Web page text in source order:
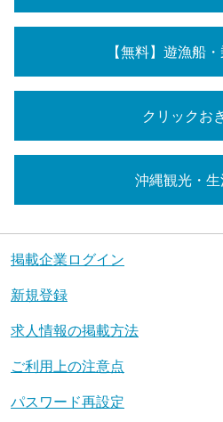
【無料】遊漁船
クリックお
沖縄観光・
掲載企業ログイン
新規登録
求人情報の掲載方法
ご利用上の注意点
パスワード再設定